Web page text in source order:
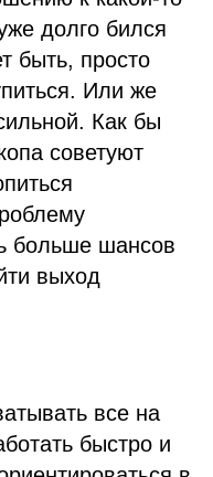
долго бился
быть, просто
Или же
Как бы
советуют
больше шансов
выход
все на
быстро и